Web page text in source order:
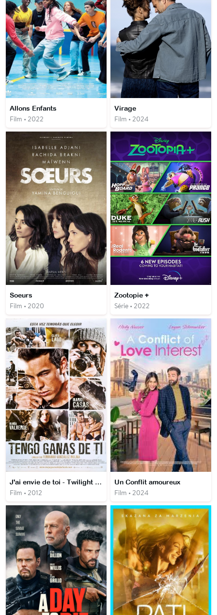
Allons Enfants
Film • 2022
Virage
Film • 2024
Soeurs
Film • 2020
Zootopie +
Série • 2022
J'ai envie de toi - Twilight Love 2
Film • 2012
Un Conflit amoureux
Film • 2024